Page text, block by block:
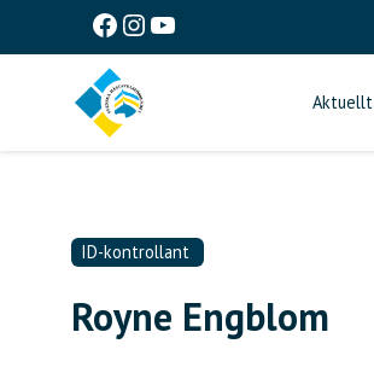
Facebook
Instagram
YouTube
Aktuellt
ID-kontrollant
Royne Engblom